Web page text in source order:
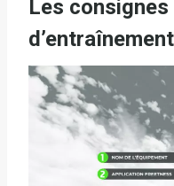
Les
d’entraînement